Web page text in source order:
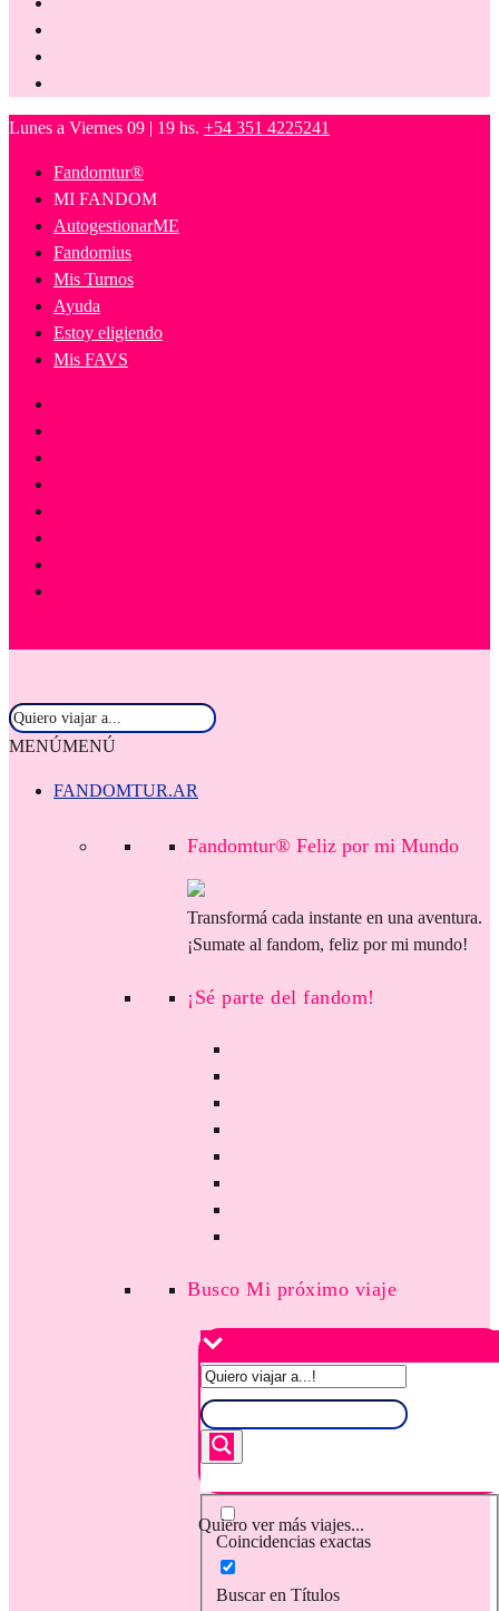
Lunes a Viernes 09 | 19 hs. +54 351 4225241
Fandomtur®
MI FANDOM
AutogestionarME
Fandomius
Mis Turnos
Ayuda
Estoy eligiendo
Mis FAVS
MENÚMENÚ
FANDOMTUR.AR
Fandomtur® Feliz por mi Mundo
Transformá cada instante en una aventura.
¡Sumate al fandom, feliz por mi mundo!
¡Sé parte del fandom!
Busco Mi próximo viaje
Quiero ver más viajes...
Coincidencias exactas
Buscar en Títulos